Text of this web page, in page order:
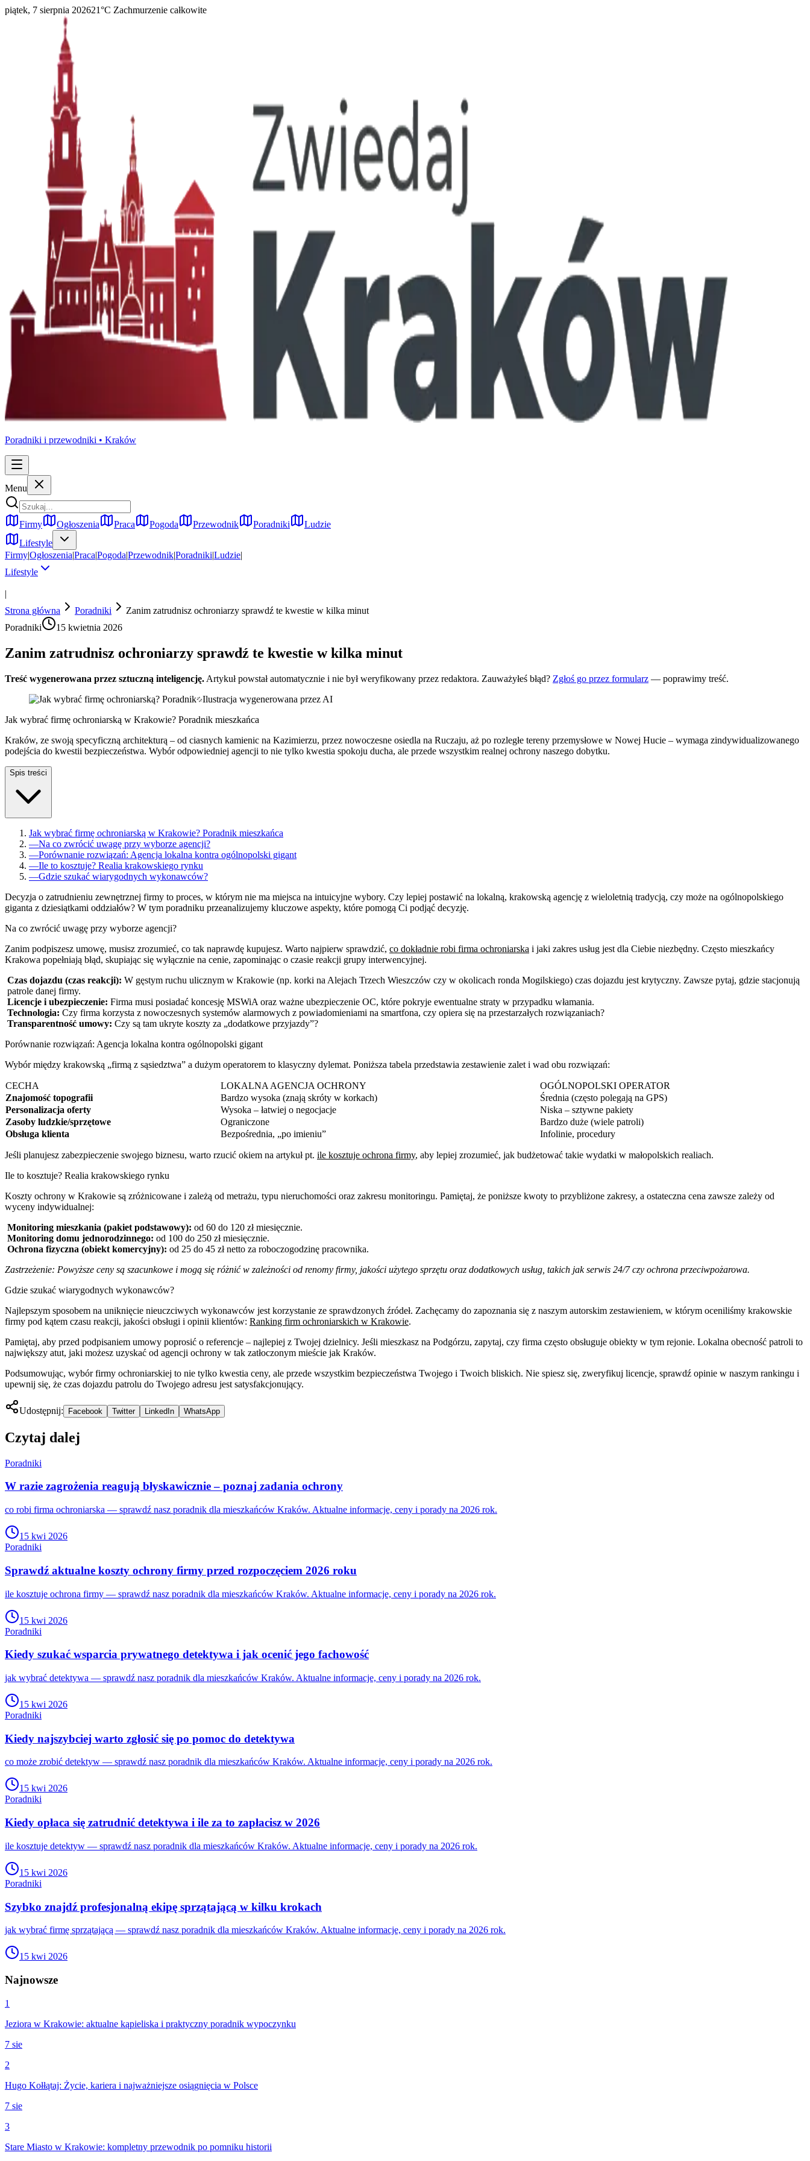
piątek, 7 sierpnia 202621°C Zachmurzenie całkowite
Poradniki i przewodniki • Kraków
Menu
Firmy Ogłoszenia Praca Pogoda Przewodnik Poradniki
Ludzie
Lifestyle
Firmy|Ogłoszenia|Praca|Pogoda|Przewodnik|Poradniki|Ludzie|
Lifestyle
|
Strona główna
Poradniki
Zanim zatrudnisz ochroniarzy sprawdź te kwestie w kilka minut
Poradniki
15 kwietnia 2026
Zanim zatrudnisz ochroniarzy sprawdź te kwestie w kilka minut
Treść wygenerowana przez sztuczną inteligencję. Artykuł powstał automatycznie i nie był weryfikowany przez redaktora. Zauważyłeś błąd? Zgłoś go przez formularz — poprawimy treść.
Ilustracja wygenerowana przez AI
Jak wybrać firmę ochroniarską w Krakowie? Poradnik mieszkańca
Kraków, ze swoją specyficzną architekturą – od ciasnych kamienic na Kazimierzu, przez nowoczesne osiedla na Ruczaju, aż po rozległe tereny przemysłowe w Nowej Hucie – wymaga zindywidualizowanego
podejścia do kwestii bezpieczeństwa. Wybór odpowiedniej agencji to nie tylko kwestia spokoju ducha, ale przede wszystkim realnej ochrony naszego dobytku.
Spis treści
Jak wybrać firmę ochroniarską w Krakowie? Poradnik mieszkańca
—Na co zwrócić uwagę przy wyborze agencji?
—Porównanie rozwiązań: Agencja lokalna kontra ogólnopolski gigant
—Ile to kosztuje? Realia krakowskiego rynku
—Gdzie szukać wiarygodnych wykonawców?
Decyzja o zatrudnieniu zewnętrznej firmy to proces, w którym nie ma miejsca na intuicyjne wybory. Czy lepiej postawić na lokalną, krakowską agencję z wieloletnią tradycją, czy może na ogólnopolskiego
giganta z dziesiątkami oddziałów? W tym poradniku przeanalizujemy kluczowe aspekty, które pomogą Ci podjąć decyzję.
Na co zwrócić uwagę przy wyborze agencji?
Zanim podpiszesz umowę, musisz zrozumieć, co tak naprawdę kupujesz. Warto najpierw sprawdzić, co dokładnie robi firma ochroniarska i jaki zakres usług jest dla Ciebie niezbędny. Często mieszkańcy
Krakowa popełniają błąd, skupiając się wyłącznie na cenie, zapominając o czasie reakcji grupy interwencyjnej.
Czas dojazdu (czas reakcji): W gęstym ruchu ulicznym w Krakowie (np. korki na Alejach Trzech Wieszczów czy w okolicach ronda Mogilskiego) czas dojazdu jest krytyczny. Zawsze pytaj, gdzie stacjonują
patrole danej firmy.
Licencje i ubezpieczenie: Firma musi posiadać koncesję MSWiA oraz ważne ubezpieczenie OC, które pokryje ewentualne straty w przypadku włamania.
Technologia: Czy firma korzysta z nowoczesnych systemów alarmowych z powiadomieniami na smartfona, czy opiera się na przestarzałych rozwiązaniach?
Transparentność umowy: Czy są tam ukryte koszty za „dodatkowe przyjazdy”?
Porównanie rozwiązań: Agencja lokalna kontra ogólnopolski gigant
Wybór między krakowską „firmą z sąsiedztwa” a dużym operatorem to klasyczny dylemat. Poniższa tabela przedstawia zestawienie zalet i wad obu rozwiązań:
CECHA LOKALNA AGENCJA OCHRONY
OGÓLNOPOLSKI OPERATOR
Znajomość topografii
Bardzo wysoka (znają skróty w korkach)
Średnia (często polegają na GPS)
Personalizacja oferty
Wysoka – łatwiej o negocjacje
Niska – sztywne pakiety
Zasoby ludzkie/sprzętowe
Ograniczone
Bardzo duże (wiele patroli)
Obsługa klienta
Bezpośrednia, „po imieniu” Infolinie, procedury
Jeśli planujesz zabezpieczenie swojego biznesu, warto rzucić okiem na artykuł pt. ile kosztuje ochrona firmy, aby lepiej zrozumieć, jak budżetować takie wydatki w małopolskich realiach.
Ile to kosztuje? Realia krakowskiego rynku
Koszty ochrony w Krakowie są zróżnicowane i zależą od metrażu, typu nieruchomości oraz zakresu monitoringu. Pamiętaj, że poniższe kwoty to przybliżone zakresy, a ostateczna cena zawsze zależy od
wyceny indywidualnej:
Monitoring mieszkania (pakiet podstawowy): od 60 do 120 zł miesięcznie.
Monitoring domu jednorodzinnego: od 100 do 250 zł miesięcznie.
Ochrona fizyczna (obiekt komercyjny): od 25 do 45 zł netto za roboczogodzinę pracownika.
Zastrzeżenie: Powyższe ceny są szacunkowe i mogą się różnić w zależności od renomy firmy, jakości użytego sprzętu oraz dodatkowych usług, takich jak serwis 24/7 czy ochrona przeciwpożarowa.
Gdzie szukać wiarygodnych wykonawców?
Najlepszym sposobem na uniknięcie nieuczciwych wykonawców jest korzystanie ze sprawdzonych źródeł. Zachęcamy do zapoznania się z naszym autorskim zestawieniem, w którym oceniliśmy krakowskie
firmy pod kątem czasu reakcji, jakości obsługi i opinii klientów: Ranking firm ochroniarskich w Krakowie.
Pamiętaj, aby przed podpisaniem umowy poprosić o referencje – najlepiej z Twojej dzielnicy. Jeśli mieszkasz na Podgórzu, zapytaj, czy firma często obsługuje obiekty w tym rejonie. Lokalna obecność patroli to
największy atut, jaki możesz uzyskać od agencji ochrony w tak zatłoczonym mieście jak Kraków.
Podsumowując, wybór firmy ochroniarskiej to nie tylko kwestia ceny, ale przede wszystkim bezpieczeństwa Twojego i Twoich bliskich. Nie spiesz się, zweryfikuj licencje, sprawdź opinie w naszym rankingu i
upewnij się, że czas dojazdu patrolu do Twojego adresu jest satysfakcjonujący.
Udostępnij: Facebook Twitter LinkedIn WhatsApp
Czytaj dalej
Poradniki
W razie zagrożenia reagują błyskawicznie – poznaj zadania ochrony
co robi firma ochroniarska — sprawdź nasz poradnik dla mieszkańców Kraków. Aktualne informacje, ceny i porady na 2026 rok.
15 kwi 2026
Poradniki
Sprawdź aktualne koszty ochrony firmy przed rozpoczęciem 2026 roku
ile kosztuje ochrona firmy — sprawdź nasz poradnik dla mieszkańców Kraków. Aktualne informacje, ceny i porady na 2026 rok.
15 kwi 2026
Poradniki
Kiedy szukać wsparcia prywatnego detektywa i jak ocenić jego fachowość
jak wybrać detektywa — sprawdź nasz poradnik dla mieszkańców Kraków. Aktualne informacje, ceny i porady na 2026 rok.
15 kwi 2026
Poradniki
Kiedy najszybciej warto zgłosić się po pomoc do detektywa
co może zrobić detektyw — sprawdź nasz poradnik dla mieszkańców Kraków. Aktualne informacje, ceny i porady na 2026 rok.
15 kwi 2026
Poradniki
Kiedy opłaca się zatrudnić detektywa i ile za to zapłacisz w 2026
ile kosztuje detektyw — sprawdź nasz poradnik dla mieszkańców Kraków. Aktualne informacje, ceny i porady na 2026 rok.
15 kwi 2026
Poradniki
Szybko znajdź profesjonalną ekipę sprzątającą w kilku krokach
jak wybrać firmę sprzątającą — sprawdź nasz poradnik dla mieszkańców Kraków. Aktualne informacje, ceny i porady na 2026 rok.
15 kwi 2026
Najnowsze
1
Jeziora w Krakowie: aktualne kąpieliska i praktyczny poradnik wypoczynku
7 sie
2
Hugo Kołłątaj: Życie, kariera i najważniejsze osiągnięcia w Polsce
7 sie
3
Stare Miasto w Krakowie: kompletny przewodnik po pomniku historii